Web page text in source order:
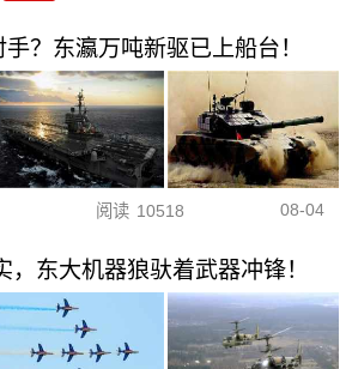
？东瀛万吨新驱已上船台！
阅读 10518 08-04
，东大机器狼驮着武器冲锋！